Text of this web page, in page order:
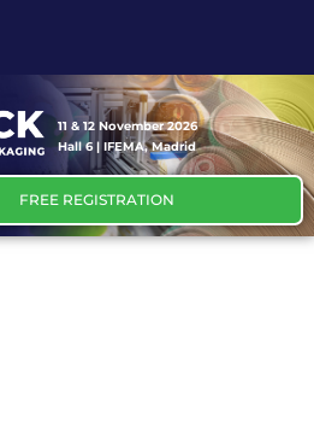
11 & 12 November 2026
Hall 6 | IFEMA, Madrid
FREE REGISTRATION